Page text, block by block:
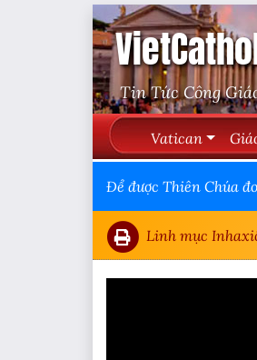
Tin Tức Công
Vatican
Để được Thiên Chúa
Linh mục